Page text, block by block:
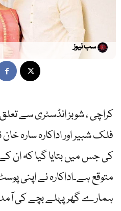
سب نیوز
کراچی ، شوبز انڈسٹری سے
فلک شبیر اور اداکارہ سارہ
کی جس میں بتایا گیا کہ ان
متوقع ہے۔اداکارہ نے اپنی
ہمارے گھر پہلے بچے کی